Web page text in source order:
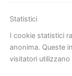
Statistici
I cookie statistici
anonima. Queste
visitatori